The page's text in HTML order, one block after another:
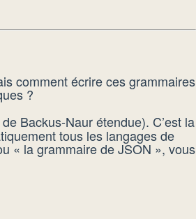
comment écrire ces grammaires
?
Backus-Naur étendue). C’est la
tous les langages de
« la grammaire de JSON », vous